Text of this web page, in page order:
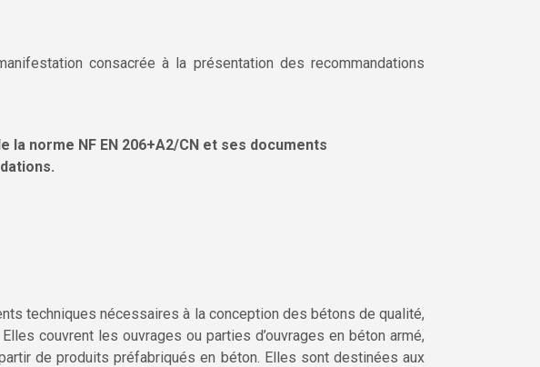
consacrée à la présentation des recommandations
norme NF EN 206+A2/CN et ses documents
techniques nécessaires à la conception des bétons de qualité,
couvrent les ouvrages ou parties d’ouvrages en béton armé,
de produits préfabriqués en béton. Elles sont destinées aux